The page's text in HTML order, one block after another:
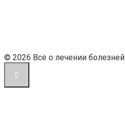
© 2026 Всё о лечении болезней